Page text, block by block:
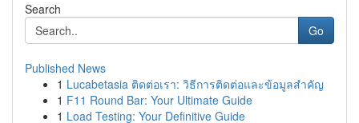
Search
Go
Published News
1 Lucabetasia ติดต่อเรา: วิธีการติดต่อและข้อมูลสำคัญ
1 F11 Round Bar: Your Ultimate Guide
1 Load Testing: Your Definitive Guide